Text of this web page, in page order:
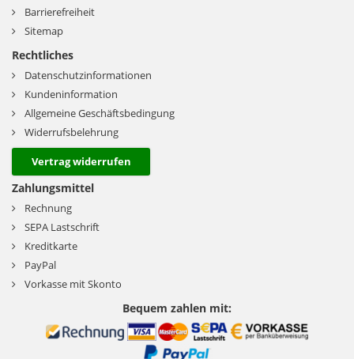
Barrierefreiheit
Sitemap
Rechtliches
Datenschutzinformationen
Kundeninformation
Allgemeine Geschäftsbedingung
Widerrufsbelehrung
Vertrag widerrufen
Zahlungsmittel
Rechnung
SEPA Lastschrift
Kreditkarte
PayPal
Vorkasse mit Skonto
Bequem zahlen mit: